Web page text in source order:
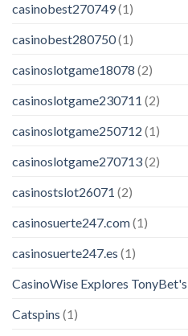
casinobest270749(1)
casinobest280750(1)
casinoslotgame18078 (2)
casinoslotgame230711 (2)
casinoslotgame250712 (1)
casinoslotgame270713(2)
casinostslot26071 (2)
casinosuerte247.com(1)
casinosuerte247.es (1)
CasinoWise Explores TonyBet's
Catspins (1)